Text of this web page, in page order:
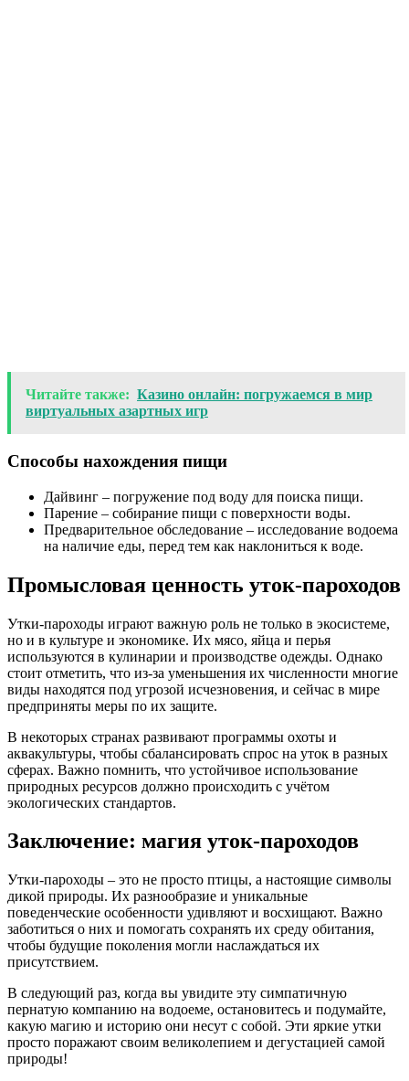
Читайте также: Казино онлайн: погружаемся в мир
виртуальных азартных игр
Способы нахождения пищи
Дайвинг – погружение под воду для поиска пищи.
Парение – собирание пищи с поверхности воды.
Предварительное обследование – исследование водоема
на наличие еды, перед тем как наклониться к воде.
Промысловая ценность уток-пароходов
Утки-пароходы играют важную роль не только в экосистеме,
но и в культуре и экономике. Их мясо, яйца и перья
используются в кулинарии и производстве одежды. Однако
стоит отметить, что из-за уменьшения их численности многие
виды находятся под угрозой исчезновения, и сейчас в мире
предприняты меры по их защите.
В некоторых странах развивают программы охоты и
аквакультуры, чтобы сбалансировать спрос на уток в разных
сферах. Важно помнить, что устойчивое использование
природных ресурсов должно происходить с учётом
экологических стандартов.
Заключение: магия уток-пароходов
Утки-пароходы – это не просто птицы, а настоящие символы
дикой природы. Их разнообразие и уникальные
поведенческие особенности удивляют и восхищают. Важно
заботиться о них и помогать сохранять их среду обитания,
чтобы будущие поколения могли наслаждаться их
присутствием.
В следующий раз, когда вы увидите эту симпатичную
пернатую компанию на водоеме, остановитесь и подумайте,
какую магию и историю они несут с собой. Эти яркие утки
просто поражают своим великолепием и дегустацией самой
природы!